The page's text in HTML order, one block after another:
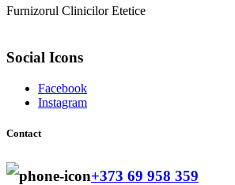
Furnizorul Clinicilor Etetice
Social Icons
Facebook
Instagram
Contact
+373 69 958 359